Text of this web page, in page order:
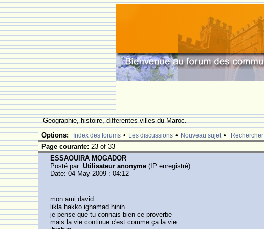
Geographie, histoire, differentes villes du Maroc.
Options: Index des forums • Les discussions • Nouveau sujet • Rechercher
Page courante:23 of 33
ESSAOUIRA MOGADOR
Posté par:Utilisateur anonyme (IP enregistrè)
Date: 04 May 2009 : 04:12
mon ami david
likla hakko ighamad hinih
je pense que tu connais bien ce proverbe
mais la vie continue c'est comme ça la vie